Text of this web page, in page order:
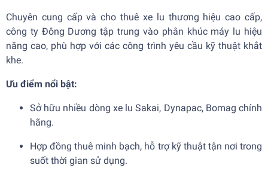
Chuyên cung cấp và cho thuê xe lu thương hiệu cao cấp,
công ty Đông Dương tập trung vào phân khúc máy lu hiệu
năng cao, phù hợp với các công trình yêu cầu kỹ thuật khắt
khe.
Ưu điểm nổi bật:
Sở hữu nhiều dòng xe lu Sakai, Dynapac, Bomag chính
hãng.
Hợp đồng thuê minh bạch, hỗ trợ kỹ thuật tận nơi trong
suốt thời gian sử dụng.